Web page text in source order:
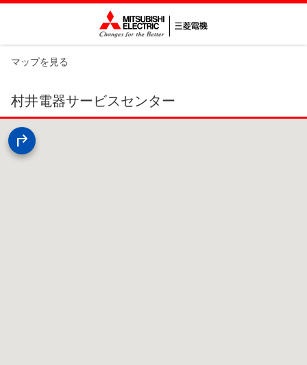
マップを見る
村井電器サービスセンター